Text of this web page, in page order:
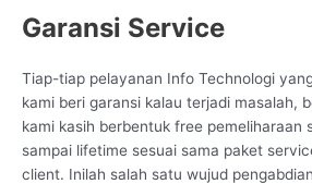
Garansi Service
Tiap-tiap pelayanan Info Technologi
kami beri garansi kalau terjadi masalah,
kami kasih berbentuk free pemeliharaan
sampai lifetime sesuai sama paket
client. Inilah salah satu wujud